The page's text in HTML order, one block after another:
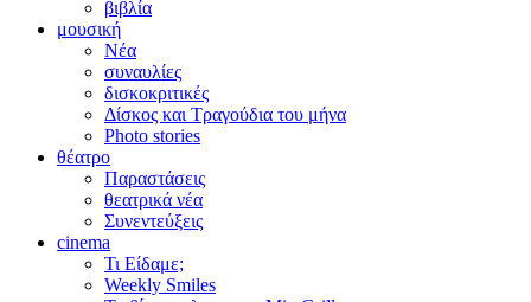
βιβλία
μουσική
Νέα
συναυλίες
δισκοκριτικές
Δίσκος και Τραγούδια του μήνα
Photo stories
θέατρο
Παραστάσεις
θεατρικά νέα
Συνεντεύξεις
cinema
Τι Είδαμε;
Weekly Smiles